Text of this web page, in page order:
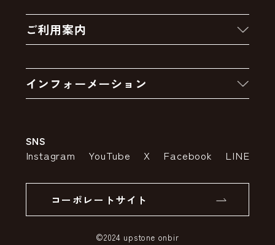
クーポン
卸販売・大量注文
アウトレットセール
ご利用案内
お支払いについて
インフォーメーション
特定商取引法の表示
SSLサーバー証明書とは
SNS
Instagram YouTube X Facebook LINE
コーポレートサイト
©2024 upstone onbir